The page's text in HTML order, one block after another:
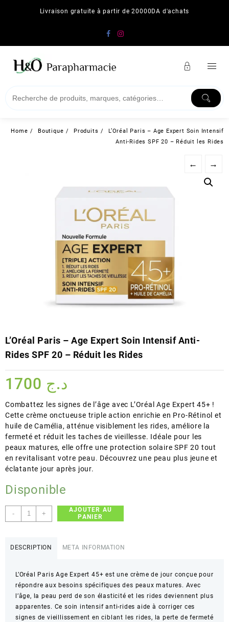
Livraison gratuite à partir de 20000DA d'achats
Home Boutique Produits
L’Oréal Paris – Age Expert Soin Intensif
Anti-Rides SPF 20 – Réduit les Rides
← →
L’Oréal Paris – Age Expert Soin Intensif Anti-
Rides SPF 20 – Réduit les Rides
د.ج
Combattez les signes de l’âge avec L’Oréal Age Expert 45+ !
Cette crème onctueuse triple action enrichie en Pro-Rétinol et
huile de Camélia, atténue visiblement les rides, améliore la
fermeté et réduit les taches de vieillesse. Idéale pour les
peaux matures, elle offre une protection solaire SPF 20 tout
en revitalisant votre peau. Découvrez une peau plus jeune et
éclatante jour après jour.
Disponible
-
quantité
de
Expert
Soin
Intensif
Anti-
Rides
+
AJOUTER AU
PANIER
DESCRIPTION META INFORMATION
L’Oréal Paris Age Expert 45+ est une crème de jour conçue pour
répondre aux besoins spécifiques des peaux matures. Avec
l’âge, la peau perd de son élasticité et les rides deviennent plus
apparentes. Ce soin intensif anti-rides aide à corriger ces
signes de vieillissement en ciblant les rides, la perte de fermeté